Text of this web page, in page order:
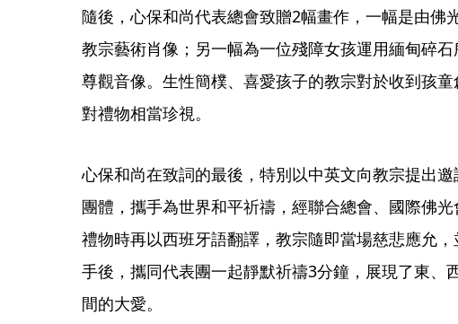
隨後，心保和尚代表總會致贈2幅畫作，一幅是由佛
教宗藝術肖像；另一幅為一位殘障女孩運用緬甸碎
尊觀音像。生性簡樸、喜愛孩子的教宗對於收到孩童
對禮物相當珍視。
心保和尚在致詞的最後，特別以中英文向教宗提出
團體，攜手為世界和平祈禱，經聯合總會、國際佛
禮物時再以西班牙語翻譯，教宗隨即當場慈悲應允
手後，攜同代表團一起靜默祈禱3分鐘，展現了東、
間的大愛。